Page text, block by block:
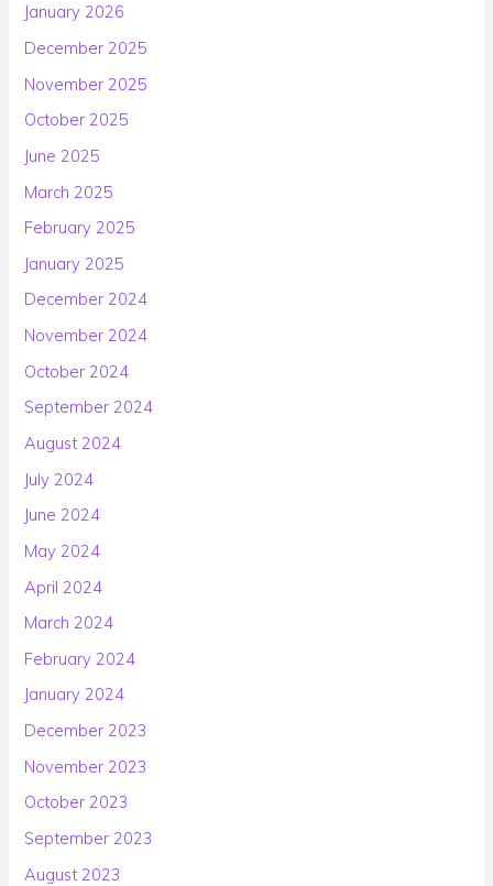
January 2026
December 2025
November 2025
October 2025
June 2025
March 2025
February 2025
January 2025
December 2024
November 2024
October 2024
September 2024
August 2024
July 2024
June 2024
May 2024
April 2024
March 2024
February 2024
January 2024
December 2023
November 2023
October 2023
September 2023
August 2023